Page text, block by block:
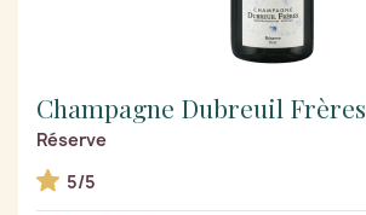
Champagne Dubreuil Frères
Réserve
5/5